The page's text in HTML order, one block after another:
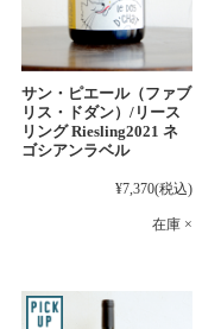
サン・ピエール（ファブ
リス・ドダン）/リース
リング Riesling2021 ネ
ゴシアンラベル
¥7,370(税込)
在庫 ×